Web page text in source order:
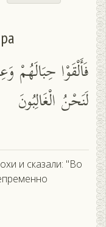
فَأَلْقَوْا حِبَالَهُمْ
لَنَحْنُ الْغَالِبُونَ
и сказали: "Во